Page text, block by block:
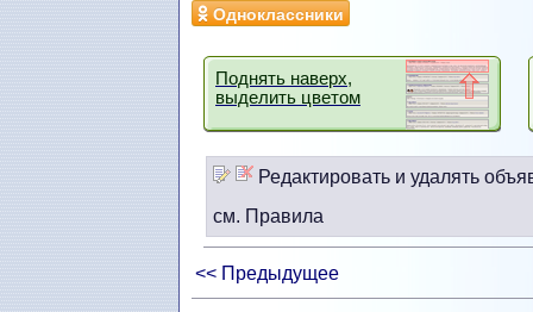
Одноклассники
Поднять наверх,
выделить цветом
Редактировать и удалять
см. Правила
<< Предыдущее